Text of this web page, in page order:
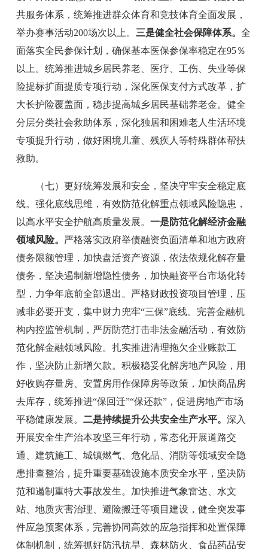
共服务体系，统筹推进群众体育和竞技体育全面发展，
举办赛事活动200场次以上。 三是健全社会保障体系。 全
面落实全民参保计划，确保基本医保参保率稳定在95％
以上。统筹推进城乡居民养老、医疗、工伤、失业等保
险提标扩面提质专项行动，深化医保支付方式改革，扩
大长护险覆盖面，稳步提高城乡居民基础养老金。健全
分层分类社会救助体系，深化独居和困难老人生活环境
专项提升行动，做好困境儿童、残疾人等特殊群体帮扶
救助。
（七）更好统筹发展和安全，坚决守牢安全稳定底
线。 强化底线思维，有效防范化解重点领域风险隐患，
以高水平安全护航高质量发展。 一是防范化解经济金融
领域风险。 严格落实政府举债融资负面清单和地方政府
债务限额管理 ，加快盘活资产资源，依法依规化解存量
债务，坚决遏制新增隐性债务， 加快融资平台市场化转
型，力争年底前全部退出。 严格财政投资项目管理，压
减非必要开支，集中财力兜牢“三保”底线。 完善金融机
构内控监管机制，严厉防范打击非法金融活动， 有效防
范化解金融领域风险。扎实推进清理拖欠企业账款工
作，坚决防止新增欠款。 积极稳妥化解房地产风险，用
好收购存量房、安置房用作保障房等政策，加快商品房
去库存，统筹推进“保回迁”“保还款” ，促进房地产市场
平稳健康发展。 二是持续提升公共安全生产水平。 深入
开展安全生产治本攻坚三年行动，常态化开展道路交
通、建筑施工、城镇燃气、危化品、消防等领域安全隐
患排查整治，提升重要基础设施本质安全水平，坚决防
范和遏制重特大事故发生。加快推进气象雷达、水文
站、地质灾害治理、避险搬迁等项目建设，健全突发事
件应急预案体系，完善协同高效的应急指挥和处置保障
体制机制，统筹抓好防汛抗旱、森林防火、食品药品安